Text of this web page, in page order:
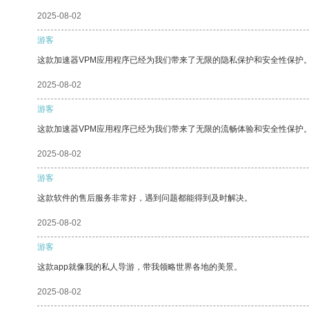
2025-08-02
游客
这款加速器VPM应用程序已经为我们带来了无限的隐私保护和安全性保护
2025-08-02
游客
这款加速器VPM应用程序已经为我们带来了无限的流畅体验和安全性保护
2025-08-02
游客
这款软件的售后服务非常好，遇到问题都能得到及时解决。
2025-08-02
游客
这款app就像我的私人导游，带我领略世界各地的美景。
2025-08-02